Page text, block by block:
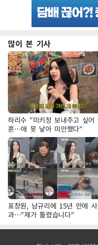
많이 본 기사
하리수 "미키정 보내주고 싶어
혼…애 못 낳아 미안했다"
표창원, 남규리에 15년 만에 사
과…"제가 틀렸습니다"